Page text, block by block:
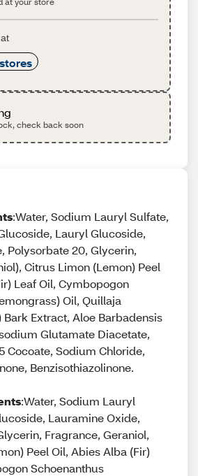
check back soon
:Water, Sodium Lauryl Sulfate,
Lauryl Glucoside,
Polysorbate 20, Glycerin,
Citrus Limon (Lemon) Peel
Leaf Oil, Cymbopogon
Oil, Quillaja
Bark Extract, Aloe Barbadensis
Glutamate Diacetate,
Cocoate, Sodium Chloride,
Benzisothiazolinone.
:Water, Sodium Lauryl
Lauramine Oxide,
Fragrance, Geraniol,
Peel Oil, Abies Alba (Fir)
Schoenanthus